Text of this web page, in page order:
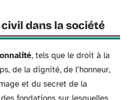
civil dans la société
, tels que le droit à la
de la dignité, de l’honneur,
et du secret de la